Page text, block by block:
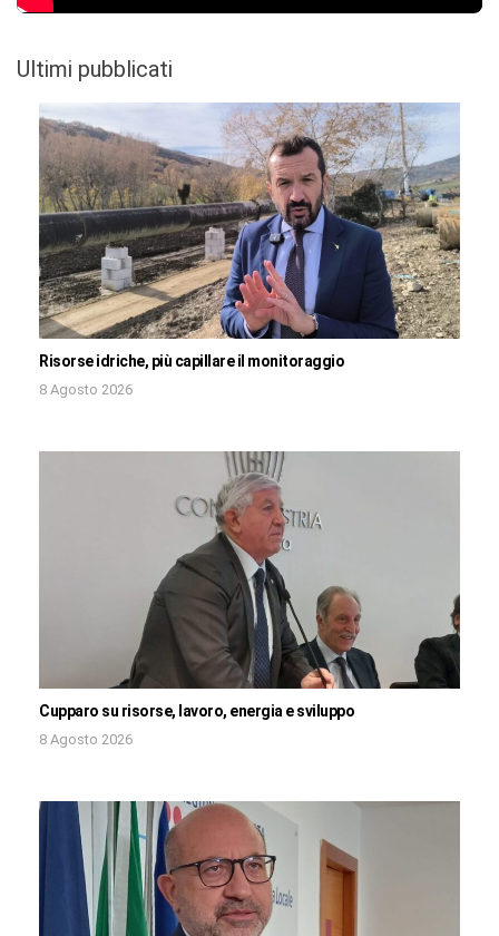
Ultimi pubblicati
Risorse idriche, più capillare il monitoraggio
8 Agosto 2026
Cupparo su risorse, lavoro, energia e sviluppo
8 Agosto 2026